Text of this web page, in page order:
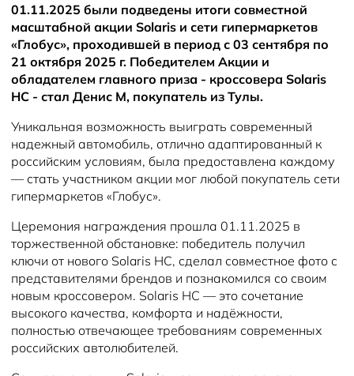
01.11.2025 были подведены итоги совместной
масштабной акции Solaris и сети гипермаркетов
«Глобус», проходившей в период с 03 сентября по
21 октября 2025 г. Победителем Акции и
обладателем главного приза - кроссовера Solaris
HC - стал Денис М, покупатель из Тулы.
Уникальная возможность выиграть современный
надежный автомобиль, отлично адаптированный к
российским условиям, была предоставлена каждому
— стать участником акции мог любой покупатель сети
гипермаркетов «Глобус».
Церемония награждения прошла 01.11.2025 в
торжественной обстановке: победитель получил
ключи от нового Solaris HC, сделал совместное фото с
представителями брендов и познакомился со своим
новым кроссовером. Solaris HC — это сочетание
высокого качества, комфорта и надёжности,
полностью отвечающее требованиям современных
российских автолюбителей.